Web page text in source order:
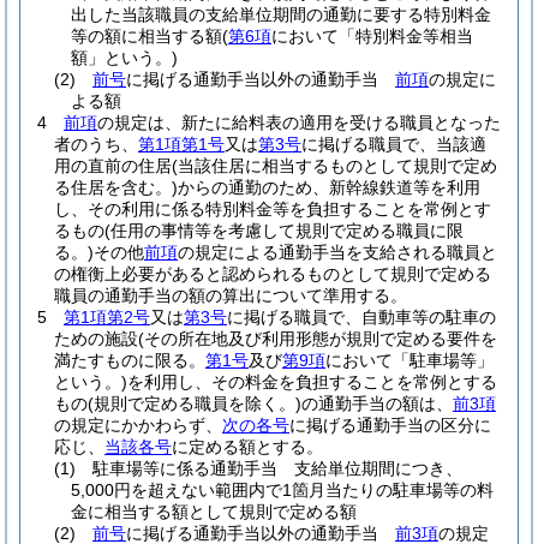
出した当該職員の支給単位期間の通勤に要する特別料金
等の額に相当する額(第6項において「特別料金等相当
額」という。)
(2)
前号に掲げる通勤手当以外の通勤手当 前項の規定に
よる額
4
前項の規定は、新たに給料表の適用を受ける職員となった
者のうち、 第1項第1号又は第3号に掲げる職員で、当該適
用の直前の住居(当該住居に相当するものとして規則で定め
る住居を含む。)からの通勤のため、新幹線鉄道等を利用
し、その利用に係る特別料金等を負担することを常例とす
るもの(任用の事情等を考慮して規則で定める職員に限
る。)その他前項の規定による通勤手当を支給される職員と
の権衡上必要があると認められるものとして規則で定める
職員の通勤手当の額の算出について準用する。
5
第1項第2号又は第3号に掲げる職員で、自動車等の駐車の
ための施設(その所在地及び利用形態が規則で定める要件を
満たすものに限る。 第1号及び第9項において「駐車場等」
という。)を利用し、その料金を負担することを常例とする
もの(規則で定める職員を除く。)の通勤手当の額は、 前3項
の規定にかかわらず、 次の各号に掲げる通勤手当の区分に
応じ、 当該各号に定める額とする。
(1)
駐車場等に係る通勤手当 支給単位期間につき、
5,000円を超えない範囲内で1箇月当たりの駐車場等の料
金に相当する額として規則で定める額
(2)
前号に掲げる通勤手当以外の通勤手当 前3項の規定